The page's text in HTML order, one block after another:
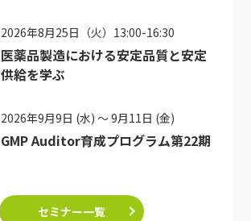
2026年8月25日（火）13:00-16:30
医薬品製造における安定品質と安定
供給を学ぶ
2026年9月9日 (水) ～ 9月11日 (金)
GMP Auditor育成プログラム第22期
セミナー一覧